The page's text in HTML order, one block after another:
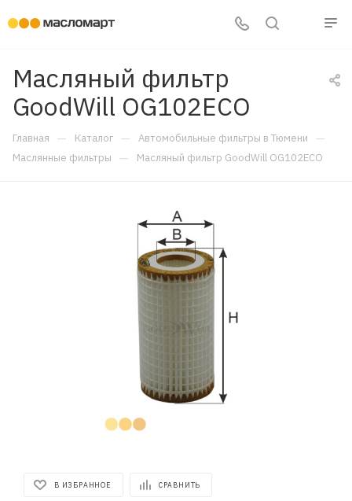
Масляный фильтр
GoodWill OG102ECO
Главная — Каталог — Автомобильные фильтры в Тюмени —
Маслянные фильтры — Масляный фильтр GoodWill OG102ECO
В ИЗБРАННОЕ СРАВНИТЬ